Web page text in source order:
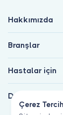
Çerez
Hakkımızda
Branşlar
Hastalar için
Doktorlar için